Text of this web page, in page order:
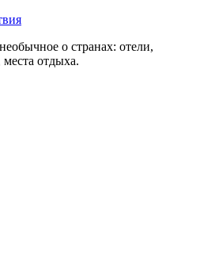
о странах: отели,
места отдыха.